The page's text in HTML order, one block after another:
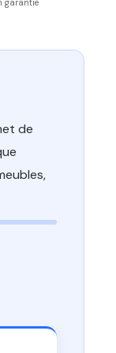
garantie
de